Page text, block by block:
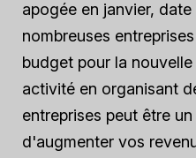
apogée en janvier,
nombreuses
budget pour la
activité en organisant
entreprises peut être
d'augmenter vos